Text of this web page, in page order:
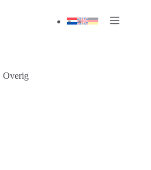
Overig